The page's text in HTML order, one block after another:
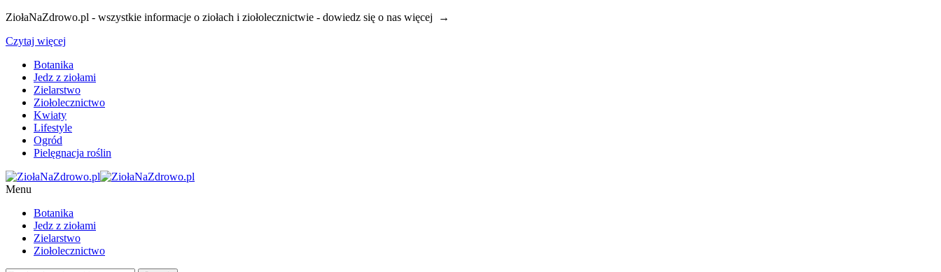
ZiołaNaZdrowo.pl - wszystkie informacje o ziołach i ziołolecznictwie - dowiedz się o nas więcej →
Czytaj więcej
Botanika
Jedz z ziołami
Zielarstwo
Ziołolecznictwo
Kwiaty
Lifestyle
Ogród
Pielęgnacja roślin
Menu
Botanika
Jedz z ziołami
Zielarstwo
Ziołolecznictwo